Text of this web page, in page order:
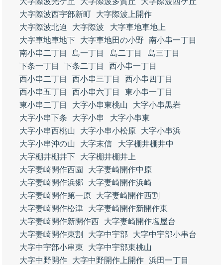
大字際波西宇部新町
大字際波上開作
大字際波北迫
大字際波
大字車地車地上
大字車地車地下
大字車地田の小野
南小串一丁目
南小串二丁目
島一丁目 島二丁目
島三丁目
下条一丁目
下条二丁目
西小串一丁目
西小串二丁目
西小串三丁目
西小串四丁目
西小串五丁目
西小串六丁目
東小串一丁目
東小串二丁目
大字小串東桃山
大字小串黒岩
大字小串下条
大字小串
大字小串東
大字小串西桃山
大字小串小松原
大字小串浜
大字小串沖の山
大字末信
大字棚井棚井中
大字棚井棚井下
大字棚井棚井上
大字妻崎開作西園
大字妻崎開作中原
大字妻崎開作浜郷
大字妻崎開作浜崎
大字妻崎開作第一原
大字妻崎開作西割
大字妻崎開作松津
大字妻崎開作新開作東
大字妻崎開作新開作西
大字妻崎開作塩屋台
大字妻崎開作東割
大字中宇部
大字中宇部小串台
大字中宇部小串東
大字中宇部東桃山
大字中野開作
大字中野開作上開作 浜田一丁目